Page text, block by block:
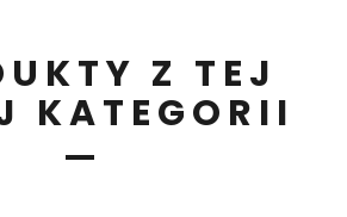
Z TEJ
KATEGORII